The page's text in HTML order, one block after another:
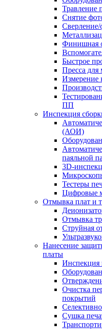
Травление
Снятие
Сверление/
Финишная
Быстрое
Пресса для
Измерение
ПП
Инспекция
(АОИ)
паяльной
3D-
Тестеры
Цифровые
Отмывка плат и
Отмывка
Струйная
Нанесение
платы
Инспекция
Очистка
покрытий
Сушка